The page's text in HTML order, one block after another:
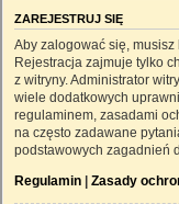
ZAREJESTRUJ SIĘ
Aby zalogować się, musisz
Rejestracja zajmuje tylko
z witryny. Administrator
wiele dodatkowych
regulaminem, zasadami
na często zadawane
podstawowych zagadnień
Regulamin | Zasady